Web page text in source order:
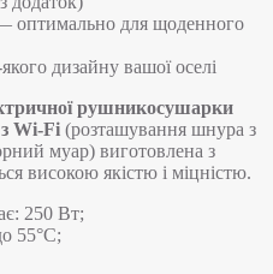
оптимально для щоденного
дизайну вашої оселі
рушникосушарки
Wi-Fi (розташування шнура з
муар) виготовлена з
високою якістю і міцністю.
250 Вт;
55°C;